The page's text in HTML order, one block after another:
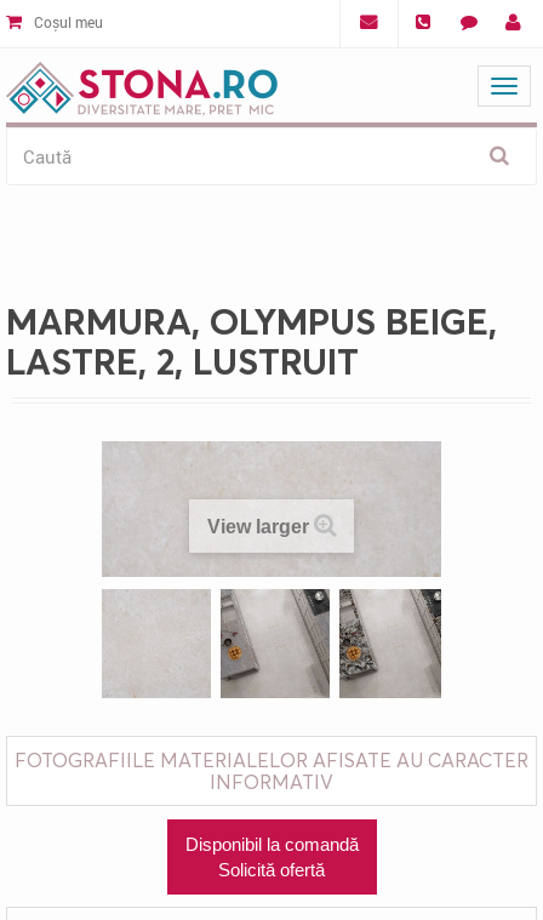
Coșul meu
MARMURA, OLYMPUS BEIGE,
LASTRE, 2, LUSTRUIT
View larger
FOTOGRAFIILE MATERIALELOR AFISATE AU CARACTER
INFORMATIV
Disponibil la comandă
Solicită ofertă